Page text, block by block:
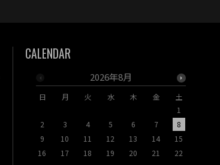
CALENDAR
2026年8月
日 月 火 水 木 金
土
1
2
3 4 5 6 7
8
9
10 11 12 13 14
15
16
17 18 19 20 21
22